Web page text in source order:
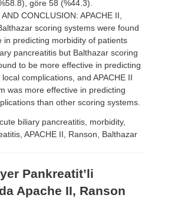
göre 58 (%44.3).
CONCLUSION: APACHE II,
scoring systems were found
in predicting morbidity of patients
pancreatitis but Balthazar scoring
to be more effective in predicting
complications, and APACHE II
was more effective in predicting
than other scoring systems.
biliary pancreatitis, morbidity,
APACHE II, Ranson, Balthazar
Pankreatit’li
Apache II, Ranson